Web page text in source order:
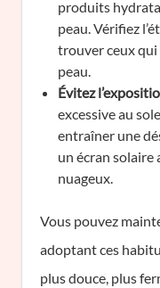
produits
peau. Vérifiez
trouver ceux
peau.
Évitez
excessive au
entraîner une
un écran solaire
nuageux.
Vous pouvez
adoptant ces
plus douce, plus